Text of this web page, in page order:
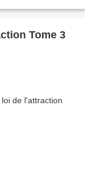
Tome 3